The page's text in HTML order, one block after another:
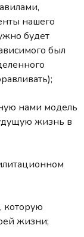
нашего
будет
был
нами модель
жизнь в
которую
жизни;